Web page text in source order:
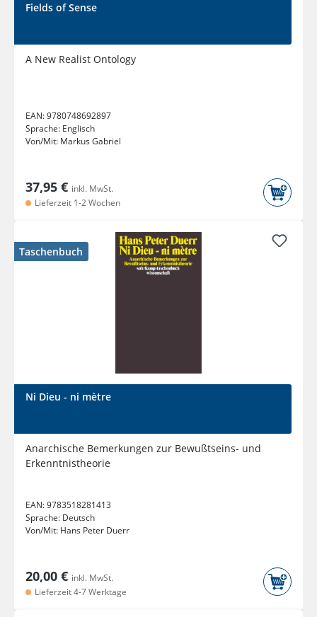
Fields of Sense
A New Realist Ontology
EAN:9780748692897
Sprache: Englisch
Von/Mit: Markus Gabriel
37,95 € inkl. MwSt.
Lieferzeit 1-2 Wochen
Taschenbuch
Ni Dieu - ni mètre
Anarchische Bemerkungen zur Bewußtseins- und
Erkenntnistheorie
EAN:9783518281413
Sprache: Deutsch
Von/Mit: Hans Peter Duerr
20,00 € inkl. MwSt.
Lieferzeit 4-7 Werktage